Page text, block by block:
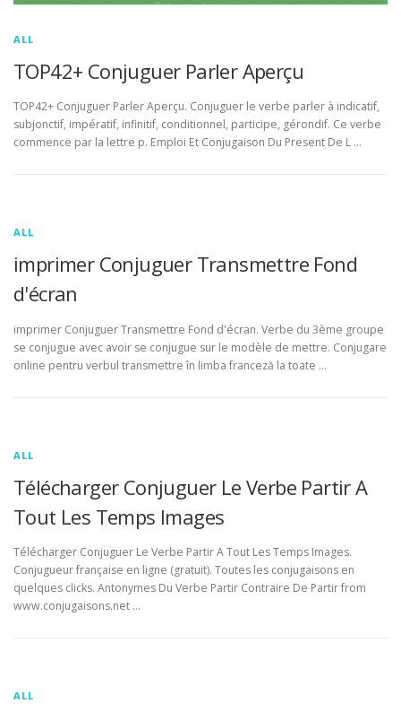
ALL
TOP42+ Conjuguer Parler Aperçu
TOP42+ Conjuguer Parler Aperçu. Conjuguer le verbe parler à indicatif,
subjonctif, impératif, infinitif, conditionnel, participe, gérondif. Ce verbe
commence par la lettre p. Emploi Et Conjugaison Du Present De L …
ALL
imprimer Conjuguer Transmettre Fond
d'écran
imprimer Conjuguer Transmettre Fond d'écran. Verbe du 3ème groupe
se conjugue avec avoir se conjugue sur le modèle de mettre. Conjugare
online pentru verbul transmettre în limba franceză la toate …
ALL
Télécharger Conjuguer Le Verbe Partir A
Tout Les Temps Images
Télécharger Conjuguer Le Verbe Partir A Tout Les Temps Images.
Conjugueur française en ligne (gratuit). Toutes les conjugaisons en
quelques clicks. Antonymes Du Verbe Partir Contraire De Partir from
www.conjugaisons.net …
ALL